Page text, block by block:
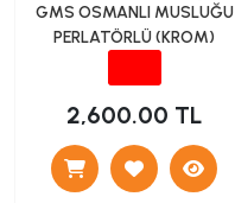
GMS OSMANLI MUSLUĞU
PERLATÖRLÜ (KROM)
2,600.00 TL